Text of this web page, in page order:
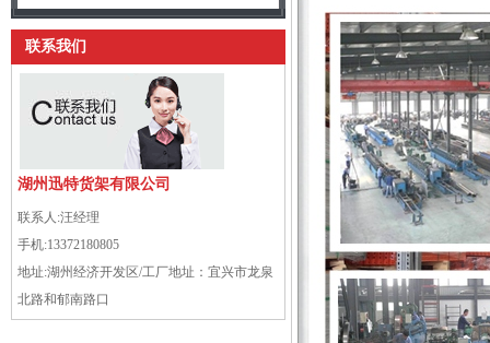
联系我们
湖州迅特货架有限公司
联系人:汪经理
手机:13372180805
地址:湖州经济开发区/工厂地址：宜兴市龙泉
北路和郁南路口